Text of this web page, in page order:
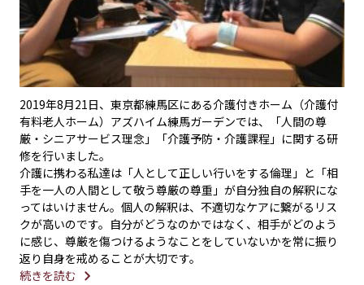
2019年8月21日、東京都練馬区にある介護付きホーム（介護付
有料老人ホーム）アズハイム練馬ガーデンでは、「人間の尊
厳・シニアサービス理念」「介護予防・介護課程」に関する研
修を行いました。
介護に携わる私達は「人として正しい行いをする倫理」と「相
手を一人の人間として敬う尊厳の尊重」が自分独自の解釈にな
ってはいけません。個人の解釈は、不適切なケアに繋がるリス
クが高いのです。自分がどうなのかではなく、相手がどのよう
に感じ、尊厳を傷つけるようなことをしていないかを常に振り
返り自身を戒めることが大切です。
続きを読む